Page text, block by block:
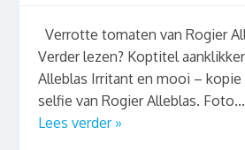
Verrotte tomaten van Rogier
Verder lezen? Koptitel
Alleblas Irritant en mooi – kopie
selfie van Rogier Alleblas. Foto...
Lees verder »